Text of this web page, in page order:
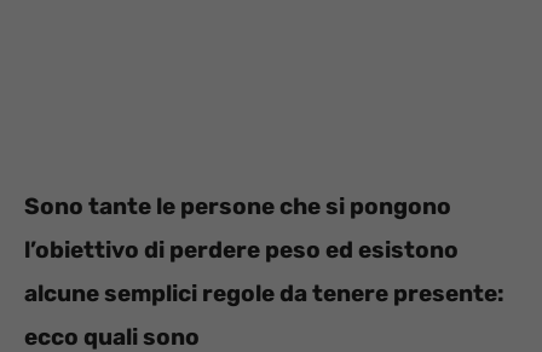
Sono tante le persone che si pongono
l’obiettivo di perdere peso ed esistono
alcune semplici regole da tenere presente:
ecco quali sono